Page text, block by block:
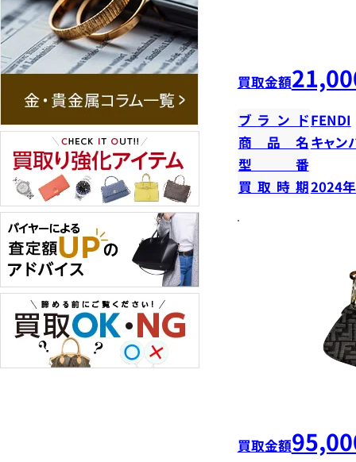
買取金額
ブランドFENDI
商品名 キャン
型番
買取時期2024
買取金額